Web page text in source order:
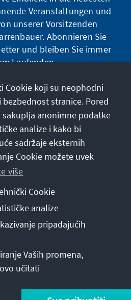
Veranstaltungen und
unserer Vorsitzenden
Abonnieren Sie
und bleiben Sie immer
Laufenden.
abonnieren
Uslovi korišćenja
stranice
Stiftung e.V. 2026
Cookie koji su neophodni
stranice. Pored
sakuplja anonimne podatke
analize i kako bi
sadržaje eksternih
Cookie možete uvek
više
Cookie
analize
pripadajućih
Vaših promena,
učitati